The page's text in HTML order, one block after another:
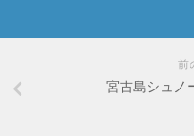
前
宮古島シュノ